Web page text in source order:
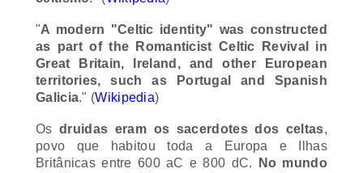
as part of the Romanticist Celtic Revival in
Great Britain, Ireland, and other European
territories, such as Portugal and Spanish
Galicia." (Wikipedia)
povo que habitou toda a Europa e Ilhas
Britânicas entre 600 aC e 800 dC.No mundo
atual os druidas modernos são os